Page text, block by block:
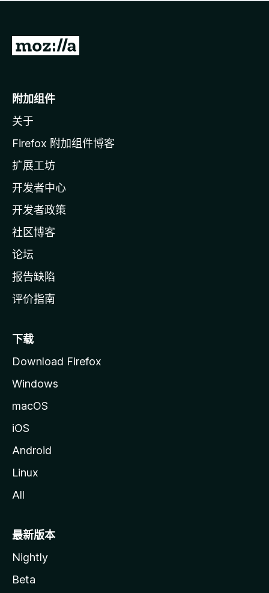
无
转
o
i
l
a
主
页
附加组件
关于
Firefox 附加组件博客
扩展工坊
开发者中心
开发者政策
社区博客
论坛
报告缺陷
评价指南
下载
Download Firefox
Windows
macOS
iOS
Android
Linux
All
最新版本
Nightly
Beta